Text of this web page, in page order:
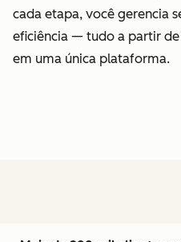
cada etapa, você gerencia
eficiência — tudo a partir
em uma única plataforma.